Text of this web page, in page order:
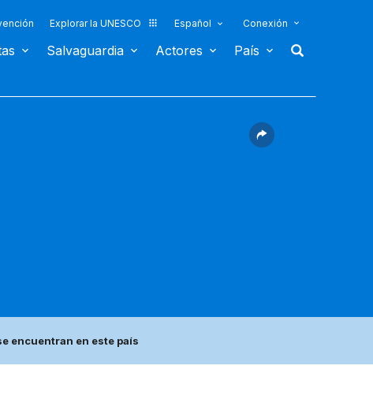
Explorar la UNESCO Español Conexión
Salvaguardia Actores País
encuentran en este país